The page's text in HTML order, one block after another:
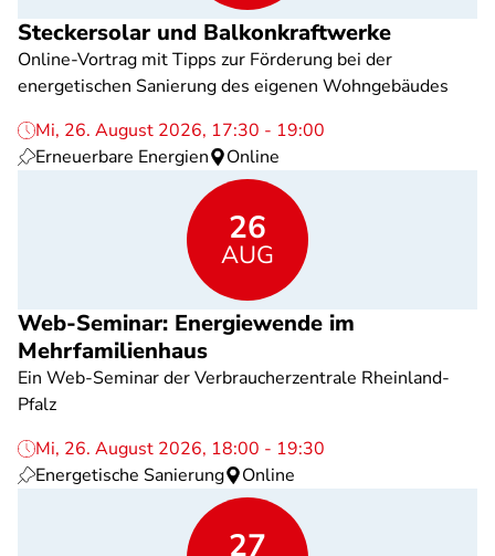
Steckersolar und Balkonkraftwerke
Online-Vortrag mit Tipps zur Förderung bei der
energetischen Sanierung des eigenen Wohngebäudes
Mi, 26. August 2026, 17:30 - 19:00
Erneuerbare Energien
Online
26
AUG
Web-Seminar: Energiewende im
Mehrfamilienhaus
Ein Web-Seminar der Verbraucherzentrale Rheinland-
Pfalz
Mi, 26. August 2026, 18:00 - 19:30
Energetische Sanierung
Online
27